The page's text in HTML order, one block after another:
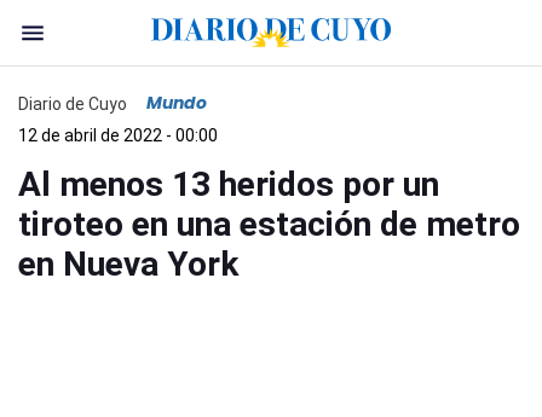
Diario de Cuyo Mundo
12 de abril de 2022 - 00:00
Al menos 13 heridos por un
tiroteo en una estación de metro
en Nueva York